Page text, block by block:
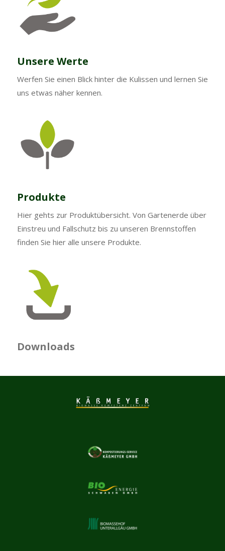
Unsere Werte
Werfen Sie einen Blick hinter die Kulissen und lernen Sie
uns etwas näher kennen.
Produkte
Hier gehts zur Produktübersicht. Von Gartenerde über
Einstreu und Fallschutz bis zu unseren Brennstoffen
finden Sie hier alle unsere Produkte.
Downloads